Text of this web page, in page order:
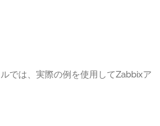
では、実際の例を使用してZabbixア